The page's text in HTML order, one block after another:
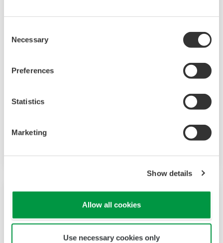
Selection
Necessary
Preferences
Statistics
Marketing
Show details
Allow all cookies
Use necessary cookies only
программный контроллер размером 1/4
30 шаблонов программ, и одновременный
временными событиями, и 8 аварийными
последовательности релейно-контактной
логики включена, как стандартная